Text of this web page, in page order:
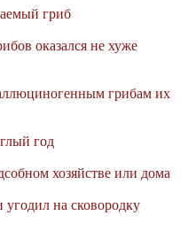
гриб
оказался не хуже
грибам их
год
хозяйстве или дома
на сковородку